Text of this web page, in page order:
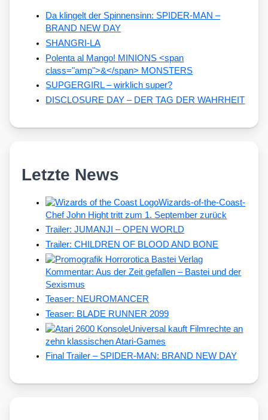
Da klingelt der Spinnensinn: SPIDER-MAN –
BRAND NEW DAY
SHANGRI-LA
Polenta al Mango! MINIONS <span
class="amp">&</span> MONSTERS
SUPGERGIRL – wirklich super?
DISCLOSURE DAY – DER TAG DER WAHRHEIT
Letzte News
Wizards-of-the-Coast-
Chef John Hight tritt zum 1. September zurück
Trailer: JUMANJI – OPEN WORLD
Trailer: CHILDREN OF BLOOD AND BONE
Kommentar: Aus der Zeit gefallen – Bastei und der
Sexismus
Teaser: NEUROMANCER
Teaser: BLADE RUNNER 2099
Universal kauft Filmrechte an
zehn klassischen Atari-Games
Final Trailer – SPIDER-MAN: BRAND NEW DAY